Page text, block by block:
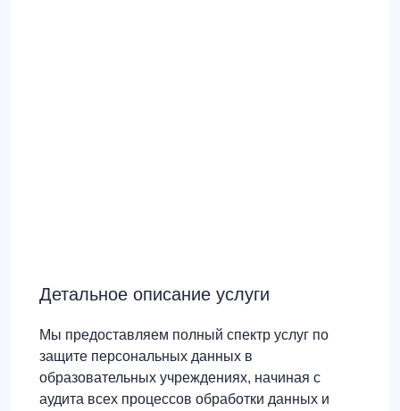
Детальное описание услуги
Мы предоставляем полный спектр услуг по
защите персональных данных в
образовательных учреждениях, начиная с
аудита всех процессов обработки данных и